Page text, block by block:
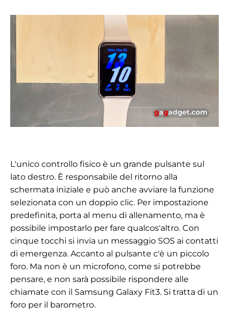
L'unico controllo fisico è un grande pulsante sul
lato destro. È responsabile del ritorno alla
schermata iniziale e può anche avviare la funzione
selezionata con un doppio clic. Per impostazione
predefinita, porta al menu di allenamento, ma è
possibile impostarlo per fare qualcos'altro. Con
cinque tocchi si invia un messaggio SOS ai contatti
di emergenza. Accanto al pulsante c'è un piccolo
foro. Ma non è un microfono, come si potrebbe
pensare, e non sarà possibile rispondere alle
chiamate con il Samsung Galaxy Fit3. Si tratta di un
foro per il barometro.